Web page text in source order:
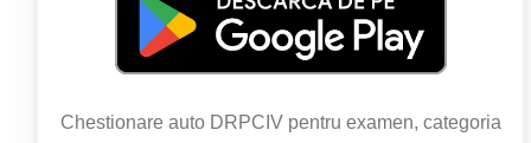
Articolul 158
(1) În zona rezidențială, semnalizată ca atare,
iar jocul copiilor este permis.
Chestionare auto DRPCIV pentru examen, categoria